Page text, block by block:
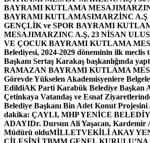
BAYRAMI KUTLAMA MESAJI
BAYRAMI KUTLAMASIMARZİNC A.Ş
GENÇLİK ve SPOR BAYRAMI
MESAJIMARZINC A.Ş, 23 NİSAN
VE ÇOCUK BAYRAMI KUTLAMA
Belediyesi, 2024-2029 döneminin ilk meclis
Başkanı Sertaş Karakaş başkanlığında
RAMAZAN BAYRAMI KUTLAMA
Görevde Yükselen Akademisyenlere
EdildiAK Parti Karabük Belediye Başkan
Çetinkaya Vatandaş ve Esnaf
Belediye Başkanı Bin Adet Konut Projesini
dakika: ÇAYLI, MHP YENİCE
ADAYIDr. Dursun Ali Yaşacan, Kardemir
Müdürü olduMİLLETVEKİLİ AKAY
ÇİLESİNİ TBMM GENEL KURULU’NA